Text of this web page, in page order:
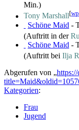
Min.)
Tony Marshall[wp
Schöne Maid -
(Auftritt in der
Schöne Maid -
(Auftritt bei Ilja
Abgerufen von „
Kategorien:
Frau
Jugend